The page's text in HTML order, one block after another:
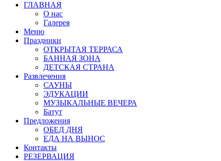
ГЛАВНАЯ
О нас
Галерея
Меню
Праздники
ОТКРЫТАЯ ТЕРРАСА
БАННАЯ ЗОНА
ДЕТСКАЯ СТРАНА
Развлечения
САУНЫ
ЭДУКАЦИИ
МУЗЫКАЛЬНЫЕ ВЕЧЕРА
Батут
Предложения
ОБЕД ДНЯ
ЕДА НА ВЫНОС
Контакты
РЕЗЕРВАЦИЯ